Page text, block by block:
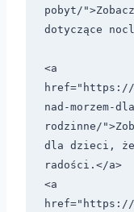
pobyt/
dotyczące
<a
nad-morzem-
rodzinne/
dla dzieci,
radości.</a>
<a